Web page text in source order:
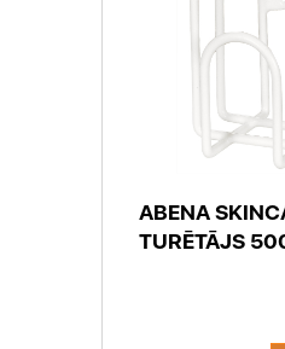
ABENA
TURĒTĀJS